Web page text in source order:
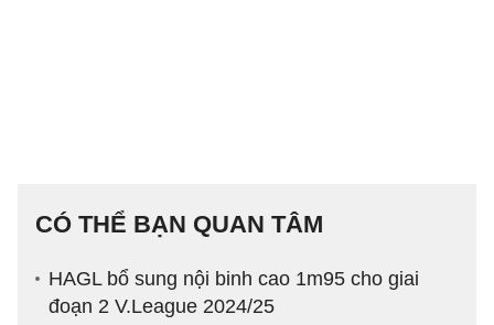
CÓ THỂ BẠN QUAN TÂM
HAGL bổ sung nội binh cao 1m95 cho giai
đoạn 2 V.League 2024/25